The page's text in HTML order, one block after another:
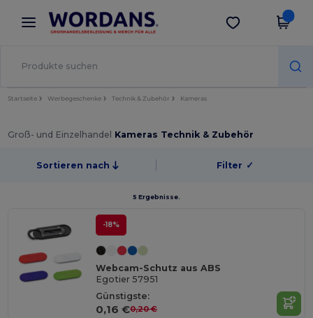
× Wordans App
Bessere Preise in der App!
App holen
Startseite Werbegeschenke Technik & Zubehör Kameras
Groß- und Einzelhandel Kameras Technik & Zubehör
Sortieren nach Filter ✓
5 Ergebnisse.
-18%
Webcam-Schutz aus ABS
Egotier 57951
Günstigste:
0,16 €0,20 €